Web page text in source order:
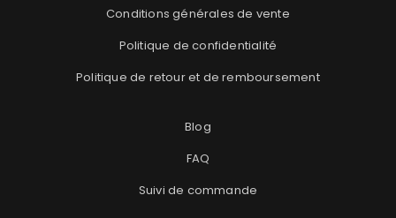
Conditions générales de vente
Politique de confidentialité
Politique de retour et de remboursement
Blog
FAQ
Suivi de commande